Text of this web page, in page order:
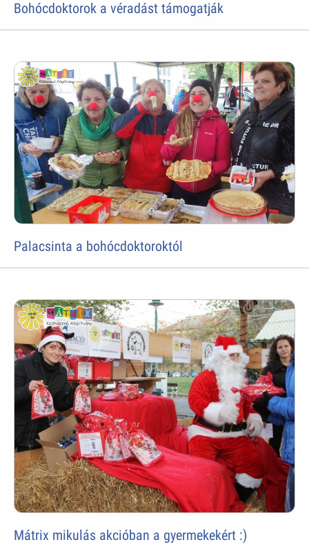
Bohócdoktorok a véradást támogatják
Palacsinta a bohócdoktoroktól
Mátrix mikulás akcióban a gyermekekért :)